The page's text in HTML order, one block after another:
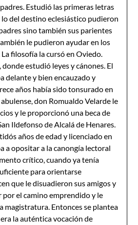
Estudió las primeras letras
del destino eclesiástico pudieron
sino también sus parientes
le pudieron ayudar en los
filosofía la cursó en Oviedo.
donde estudió leyes y cánones. El
delante y bien encauzado y
años había sido tonsurado en
don Romualdo Velarde le
y le proporcionó una beca de
Ildefonso de Alcalá de Henares.
años de edad y licenciado en
a opositar a la canongía lectoral
crítico, cuando ya tenía
para orientarse
que le disuadieron sus amigos y
por el camino emprendido y le
magistratura. Entonces se plantea
la auténtica vocación de